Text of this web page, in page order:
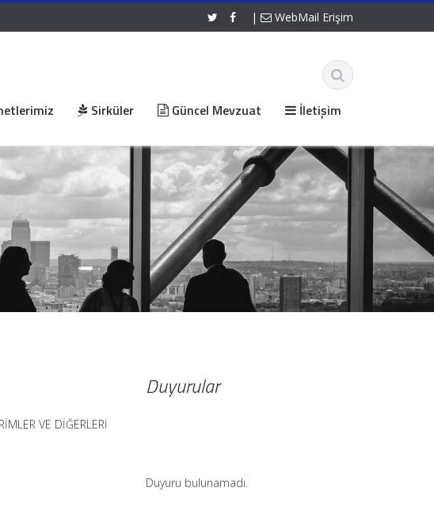
| WebMail Erişim
Sirküler Güncel Mevzuat İletişim
VE DİĞERLERİ
Duyurular
Duyuru bulunamadı.